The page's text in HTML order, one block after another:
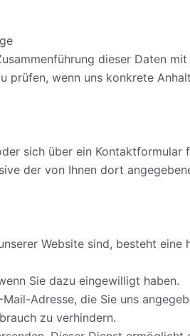
dieser Daten
prüfen, wenn uns konkrete
sich über ein Kontaktformular
der von Ihnen dort
Website sind, besteht eine
Sie dazu eingewilligt haben.
Adresse, die Sie uns
zu verhindern.